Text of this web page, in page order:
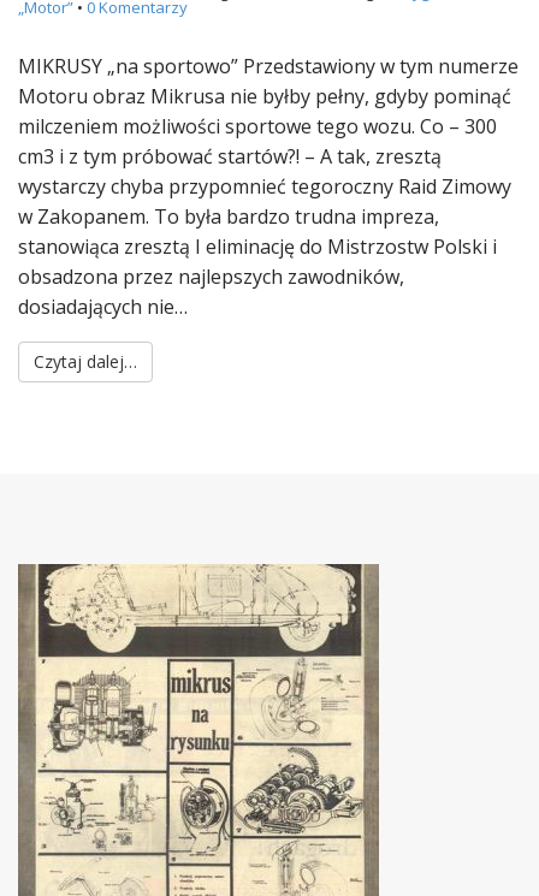
„Motor” • 0 Komentarzy
MIKRUSY „na sportowo” Przedstawiony w tym numerze
Motoru obraz Mikrusa nie byłby pełny, gdyby pominąć
milczeniem możliwości sportowe tego wozu. Co – 300
cm3 i z tym próbować startów?! – A tak, zresztą
wystarczy chyba przypomnieć tegoroczny Raid Zimowy
w Zakopanem. To była bardzo trudna impreza,
stanowiąca zresztą I eliminację do Mistrzostw Polski i
obsadzona przez najlepszych zawodników,
dosiadających nie…
Czytaj dalej…